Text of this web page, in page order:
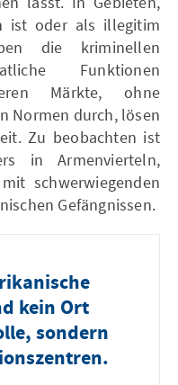
ist oder als illegitim
die kriminellen
Funktionen
Märkte, ohne
Normen durch, lösen
Zu beobachten ist
in Armenvierteln,
schwerwiegenden
Gefängnissen.
kein Ort
sondern